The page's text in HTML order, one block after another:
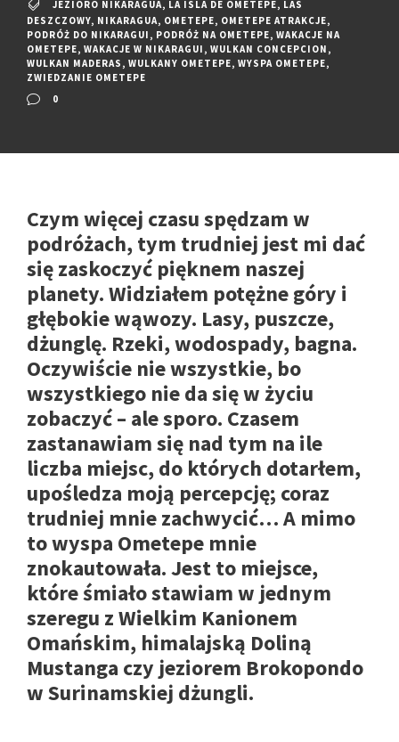
JEZIORO NIKARAGUA, LA ISLA DE OMETEPE, LAS
DESZCZOWY, NIKARAGUA, OMETEPE, OMETEPE ATRAKCJE,
PODRÓŻ DO NIKARAGUI , PODRÓŻ NA OMETEPE, WAKACJE NA
OMETEPE, WAKACJE W NIKARAGUI , WULKAN CONCEPCION ,
WULKAN MADERAS , WULKANY OMETEPE, WYSPA OMETEPE,
ZWIEDZANIE OMETEPE
0
Czym więcej czasu spędzam w
podróżach, tym trudniej jest mi dać
się zaskoczyć pięknem naszej
planety. Widziałem potężne góry i
głębokie wąwozy. Lasy, puszcze,
dżunglę. Rzeki, wodospady, bagna.
Oczywiście nie wszystkie, bo
wszystkiego nie da się w życiu
zobaczyć – ale sporo. Czasem
zastanawiam się nad tym na ile
liczba miejsc, do których dotarłem,
upośledza moją percepcję; coraz
trudniej mnie zachwycić… A mimo
to wyspa Ometepe mnie
znokautowała. Jest to miejsce,
które śmiało stawiam w jednym
szeregu z Wielkim Kanionem
Omańskim, himalajską Doliną
Mustanga czy jeziorem Brokopondo
w Surinamskiej dżungli.